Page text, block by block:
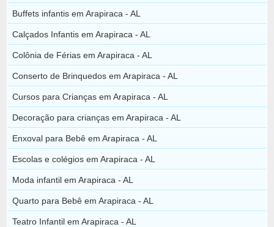
Buffets infantis em Arapiraca - AL
Calçados Infantis em Arapiraca - AL
Colônia de Férias em Arapiraca - AL
Conserto de Brinquedos em Arapiraca - AL
Cursos para Crianças em Arapiraca - AL
Decoração para crianças em Arapiraca - AL
Enxoval para Bebê em Arapiraca - AL
Escolas e colégios em Arapiraca - AL
Moda infantil em Arapiraca - AL
Quarto para Bebê em Arapiraca - AL
Teatro Infantil em Arapiraca - AL